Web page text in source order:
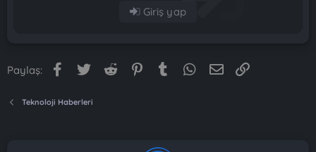
Giriş yap
Paylaş: Facebook
Twitter Reddit PinterestTumblr WhatsApp
E-posta
Teknoloji Haberleri